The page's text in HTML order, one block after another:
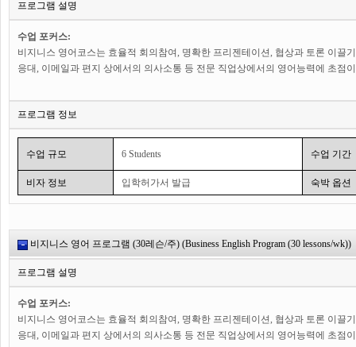
프로그램 설명
수업 포커스:
비지니스 영어코스는 효율적 회의참여, 명확한 프리젠테이션, 협상과 토론 이끌
응대, 이메일과 편지 상에서의 의사소통 등 전문 직업상에서의 영어능력에 초점
커리큘럼:
수업은 적절한 문법 구조와 함께 비지니스 세계에서 가장 필요로 하는 어휘와 관
상황을 연습해볼 수 있는 상호 소통적인 수업으로 진행됩니다. 비지니스 영어코
이슈가 되고 있는 시사 비지니스 소식들도 다룹니다. 학생들은 현재 문제되는
수업 시간:
합니다.
프로그램 정보
수업 규모 6 Students 수업 기간
비자 정보 입학허가서 발급 숙박 옵션
비지니스 영어 프로그램 (30레슨/주) (Business English Program (30 lessons/wk))
프로그램 설명
수업 포커스:
비지니스 영어코스는 효율적 회의참여, 명확한 프리젠테이션, 협상과 토론 이끌
응대, 이메일과 편지 상에서의 의사소통 등 전문 직업상에서의 영어능력에 초점